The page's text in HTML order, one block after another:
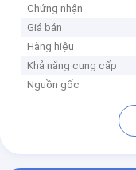
Chứng nhận
Giá bán
Hàng hiệu
Khả năng cung cấp
Nguồn gốc